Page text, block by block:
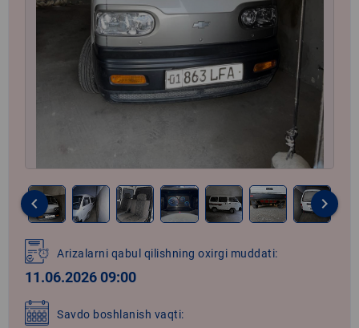
1
of
7
keyboard_arrow_left keyboard_arrow_right
Arizalarni qabul qilishning oxirgi muddati:
11.06.2026 09:00
Savdo boshlanish vaqti: